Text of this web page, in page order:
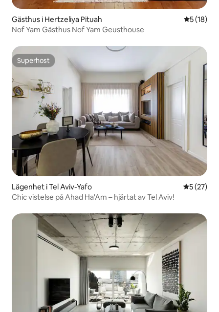
Gästhus i Hertzeliya Pituah 5 av 5 i
5 (18)
Nof Yam Gästhus Nof Yam Geusthouse
Superhost
Superhost
Lägenhet i Tel Aviv-Yafo 5 av 5 i
5 (27)
Chic vistelse på Ahad Ha'Am – hjärtat av Tel Aviv!